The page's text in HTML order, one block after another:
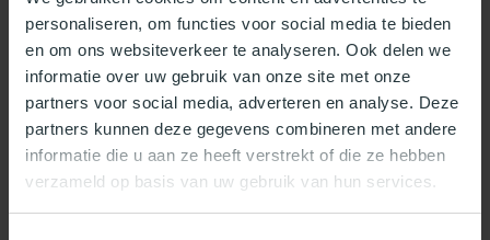
personaliseren, om functies voor social media te bieden
en om ons websiteverkeer te analyseren. Ook delen we
informatie over uw gebruik van onze site met onze
partners voor social media, adverteren en analyse. Deze
partners kunnen deze gegevens combineren met andere
informatie die u aan ze heeft verstrekt of die ze hebben
verzameld op basis van uw gebruik van hun services.
Reviews
Wat ons écht bijzonder maakt:
Officieel Skylux dealer!
Gratis bezorging in Nederland, m.u.v. de Waddeneilanden
99% uit voorraad leverbaar